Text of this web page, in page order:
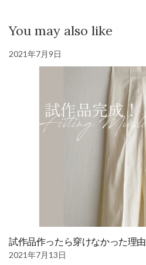
You may also like
2021年7月9日
試作品作ったら穿けなかった理由
2021年7月13日